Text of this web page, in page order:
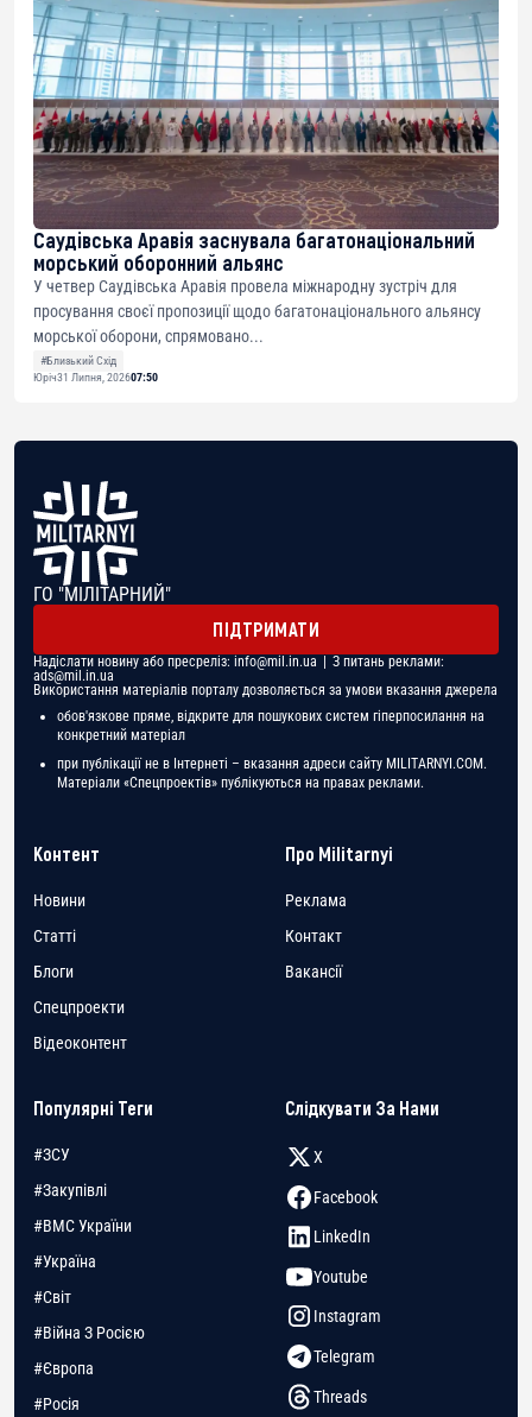
Саудівська Аравія заснувала багатонаціональний
морський оборонний альянс
У четвер Саудівська Аравія провела міжнародну зустріч для
просування своєї пропозиції щодо багатонаціонального альянсу
морської оборони, спрямовано...
#Близький Схід
Юріч31 Липня, 202607:50
ГО "МІЛІТАРНИЙ"
ПІДТРИМАТИ
Надіслати новину або пресреліз: info@mil.in.ua | З питань реклами:
ads@mil.in.ua
Використання матеріалів порталу дозволяється за умови вказання джерела
обов'язкове пряме, відкрите для пошукових систем гіперпосилання на
конкретний матеріал
при публікації не в Інтернеті – вказання адреси сайту MILITARNYI.COM.
Матеріали «Спецпроектів» публікуються на правах реклами.
Контент
Новини
Статті
Блоги
Спецпроекти
Відеоконтент
Про Militarnyi
Реклама
Контакт
Вакансії
Популярні Теги
#ЗСУ
#Закупівлі
#ВМС України
#Україна
#Світ
#Війна З Росією
#Європа
#Росія
Слідкувати За Нами
X
Facebook
LinkedIn
Youtube
Instagram
Telegram
Threads